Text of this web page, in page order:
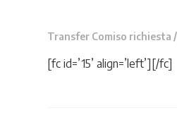
Transfer Comiso richiesta
[fc id=’15’ align=’left’][/fc]